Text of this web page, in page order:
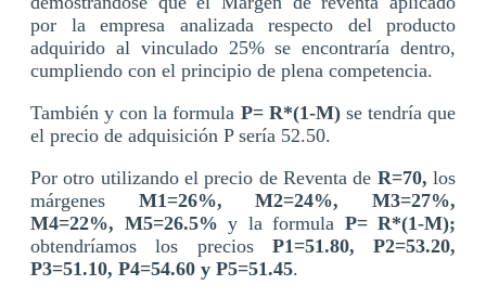
por la empresa analizada respecto del producto
adquirido al vinculado 25% se encontraría dentro,
cumpliendo con el principio de plena competencia.
También y con la formula P= R*(1-M)se tendría que
el precio de adquisición P sería 52.50.
Por otro utilizando el precio de Reventa de R=70, los
márgenes M1=26%, M2=24%, M3=27%,
M4=22%, M5=26.5% y la formula P= R*(1-M);
obtendríamos los preciosP1=51.80, P2=53.20,
P3=51.10, P4=54.60 y P5=51.45.